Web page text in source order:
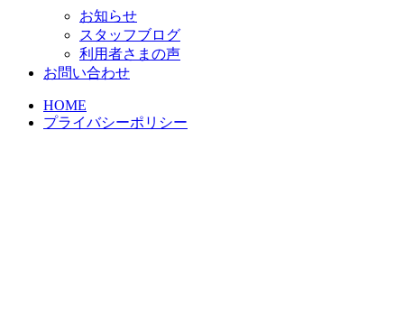
お知らせ
スタッフブログ
利用者さまの声
お問い合わせ
HOME
プライバシーポリシー